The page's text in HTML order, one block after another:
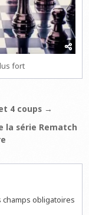
fort
4 coups →
la série Rematch
champs obligatoires